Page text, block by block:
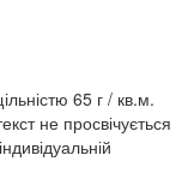
65 г / кв.м.
не просвічується